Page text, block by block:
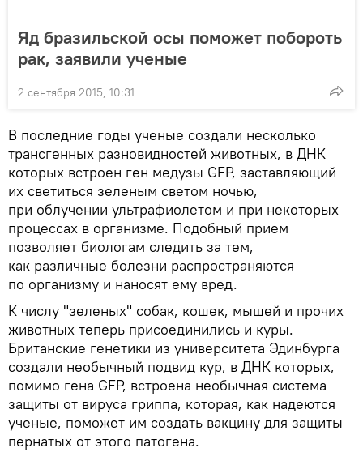
Яд бразильской осы поможет побороть
рак, заявили ученые
2 сентября 2015, 10:31
В последние годы ученые создали несколько
трансгенных разновидностей животных, в ДНК
которых встроен ген медузы GFP, заставляющий
их светиться зеленым светом ночью,
при облучении ультрафиолетом и при некоторых
процессах в организме. Подобный прием
позволяет биологам следить за тем,
как различные болезни распространяются
по организму и наносят ему вред.
К числу "зеленых" собак, кошек, мышей и прочих
животных теперь присоединились и куры.
Британские генетики из университета Эдинбурга
создали необычный подвид кур, в ДНК которых,
помимо гена GFP, встроена необычная система
защиты от вируса гриппа, которая, как надеются
ученые, поможет им создать вакцину для защиты
пернатых от этого патогена.